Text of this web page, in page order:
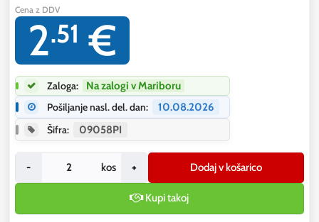
Cena z DDV
2.51 €
Zaloga:
Na zalogi v Mariboru
Pošiljanje nasl. del. dan:
10.08.2026
Šifra:
09058PI
- kos + Dodaj v košarico
Kupi takoj